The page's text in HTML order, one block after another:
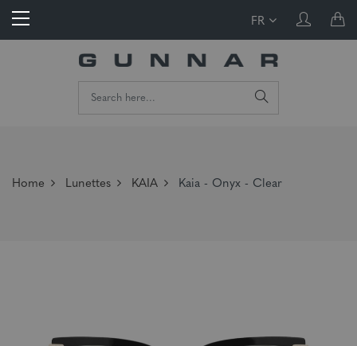
FR
Home Lunettes KAIA Kaia - Onyx - Clear